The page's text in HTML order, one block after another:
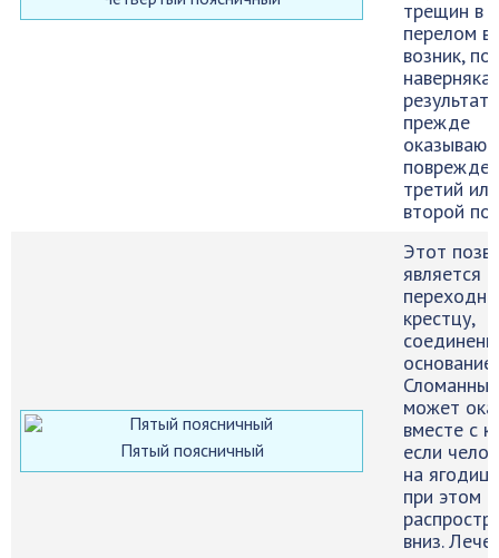
трещин в
перелом
возник,
наверняка
результат
прежде
третий
второй
Пятый поясничный
Этот
является
крестцу,
может
вместе с
если
на
при этом
вниз.